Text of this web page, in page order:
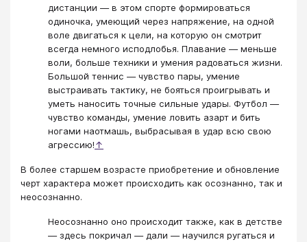
дистанции — в этом спорте формироваться
одиночка, умеющий через напряжение, на одной
воле двигаться к цели, на которую он смотрит
всегда немного исподлобья. Плавание — меньше
воли, больше техники и умения радоваться жизни.
Большой теннис — чувство пары, умение
выстраивать тактику, не бояться проигрывать и
уметь наносить точные сильные удары. Футбол —
чувство команды, умение ловить азарт и бить
ногами наотмашь, выбрасывая в удар всю свою
агрессию!↑
В более старшем возрасте приобретение и обновление
черт характера может происходить как осознанно, так и
неосознанно.
Неосознанно оно происходит также, как в детстве
— здесь покричал — дали — научился ругаться и